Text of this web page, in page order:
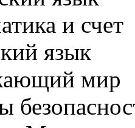
и счет
язык
мир